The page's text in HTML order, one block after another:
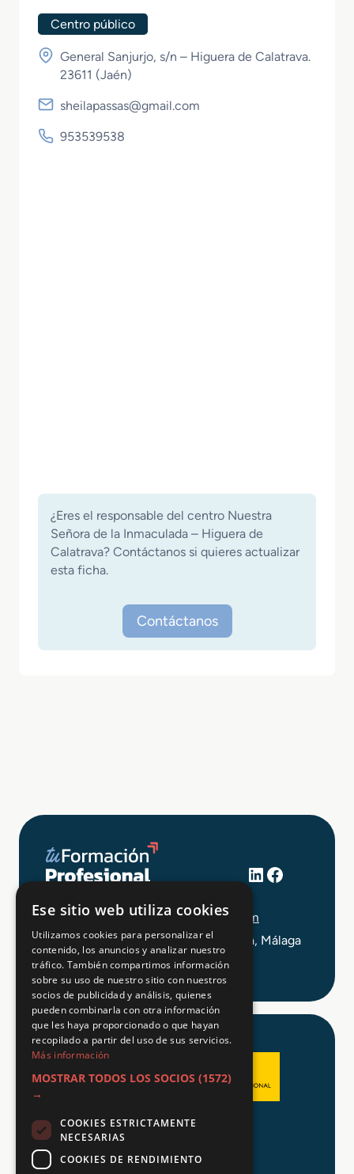
Centro público
General Sanjurjo, s/n – Higuera de Calatrava.
23611 (Jaén)
sheilapassas@gmail.com
953539538
¿Eres el responsable del centro Nuestra
Señora de la Inmaculada – Higuera de
Calatrava? Contáctanos si quieres actualizar
esta ficha.
Contáctanos
LinkedIn
Facebook
info@tuformacionprofesional.com
C/ Alameda Principal 21, 2ª Planta, Málaga
Aviso legal
Política de Privacidad
Ese sitio web utiliza cookies
Utilizamos cookies para personalizar el
contenido, los anuncios y analizar nuestro
tráfico. También compartimos información
sobre su uso de nuestro sitio con nuestros
socios de publicidad y análisis, quienes
pueden combinarla con otra información
que les haya proporcionado o que hayan
recopilado a partir del uso de sus servicios.
Más información
MOSTRAR TODOS LOS SOCIOS (1572)
→
COOKIES ESTRICTAMENTE
NECESARIAS
COOKIES DE RENDIMIENTO